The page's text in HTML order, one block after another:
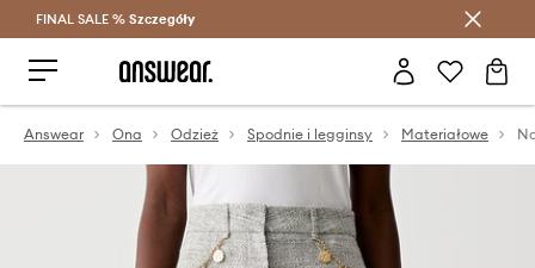
Oszczędzaj z Answear Club >
FINAL SALE % Szczegóły
Answear Ona Odzież Spodnie i legginsy Materiałowe